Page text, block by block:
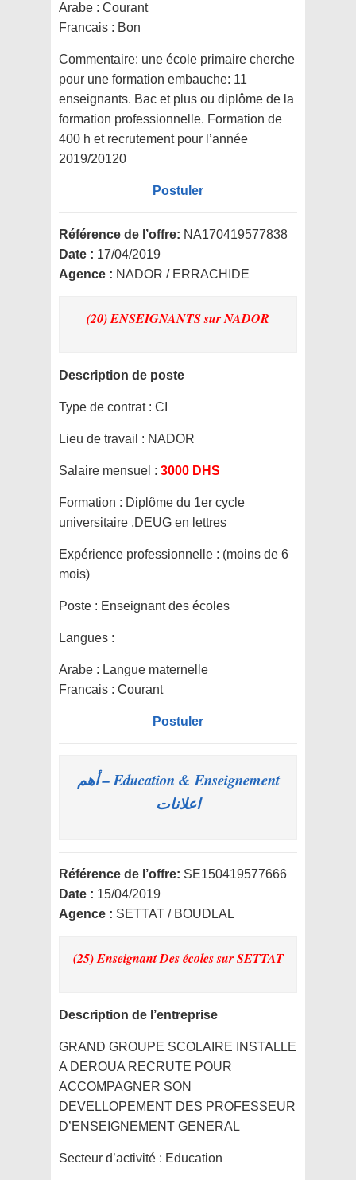
Arabe : Courant
Francais : Bon
Commentaire: une école primaire cherche
pour une formation embauche: 11
enseignants. Bac et plus ou diplôme de la
formation professionnelle. Formation de
400 h et recrutement pour l’année
2019/20120
Postuler
Référence de l’offre: NA170419577838
Date : 17/04/2019
Agence : NADOR / ERRACHIDE
(20) ENSEIGNANTSsur NADOR
Description de poste
Type de contrat : CI
Lieu de travail : NADOR
Salaire mensuel : 3000 DHS
Formation : Diplôme du 1er cycle
universitaire ,DEUG en lettres
Expérience professionnelle : (moins de 6
mois)
Poste : Enseignant des écoles
Langues :
Arabe : Langue maternelle
Francais : Courant
Postuler
Education & Enseignement – أهم
اعلانات
Référence de l’offre: SE150419577666
Date : 15/04/2019
Agence : SETTAT / BOUDLAL
(25) Enseignant Des écolessur SETTAT
Description de l’entreprise
GRAND GROUPE SCOLAIRE INSTALLE
A DEROUA RECRUTE POUR
ACCOMPAGNER SON
DEVELLOPEMENT DES PROFESSEUR
D’ENSEIGNEMENT GENERAL
Secteur d’activité : Education